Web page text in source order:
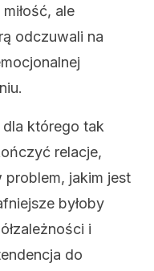
ale
odczuwali na
którego tak
relacje,
jakim jest
byłoby
i
do